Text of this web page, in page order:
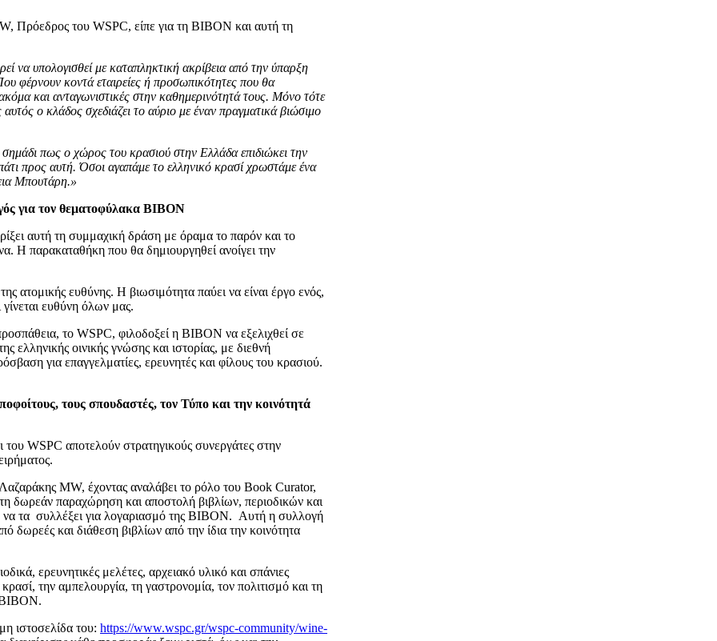
Πρόεδρος του WSPC, είπε για τη ΒΙΒΟΝ και αυτή τη
να υπολογισθεί με καταπληκτική ακρίβεια από την ύπαρξη
φέρνουν κοντά εταιρείες ή προσωπικότητες που θα
και ανταγωνιστικές στην καθημερινότητά τους. Μόνο τότε
ο κλάδος σχεδιάζει το αύριο με έναν πραγματικά βιώσιμο
πως ο χώρος του κρασιού στην Ελλάδα επιδιώκει την
προς αυτή. Όσοι αγαπάμε το ελληνικό κρασί χρωστάμε ένα
Μπουτάρη.»
για τον θεματοφύλακα ΒΙΒΟΝ
αυτή τη συμμαχική δράση με όραμα το παρόν και το
Η παρακαταθήκη που θα δημιουργηθεί ανοίγει την
ατομικής ευθύνης. Η βιωσιμότητα παύει να είναι έργο ενός,
ευθύνη όλων μας.
το WSPC, φιλοδοξεί η BIBON να εξελιχθεί σε
ελληνικής οινικής γνώσης και ιστορίας, με διεθνή
για επαγγελματίες, ερευνητές και φίλους του κρασιού.
τους σπουδαστές, τον Τύπο και την κοινότητά
του WSPC αποτελούν στρατηγικούς συνεργάτες στην
MW, έχοντας αναλάβει το ρόλο του Book Curator,
δωρεάν παραχώρηση και αποστολή βιβλίων, περιοδικών και
τα συλλέξει για λογαριασμό της BIBON. Αυτή η συλλογή
δωρεές και διάθεση βιβλίων από την ίδια την κοινότητα
ερευνητικές μελέτες, αρχειακό υλικό και σπάνιες
την αμπελουργία, τη γαστρονομία, τον πολιτισμό και τη
ΒΙΒΟΝ.
ιστοσελίδα του: https://www.wspc.gr/wspc-community/wine-